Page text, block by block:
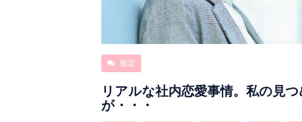
鑑定
リアルな社内恋愛事情。私の見
が・・・